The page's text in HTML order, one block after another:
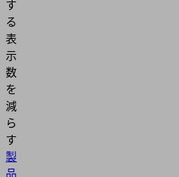
す
る
表
示
数
を
減
ら
す
製
品